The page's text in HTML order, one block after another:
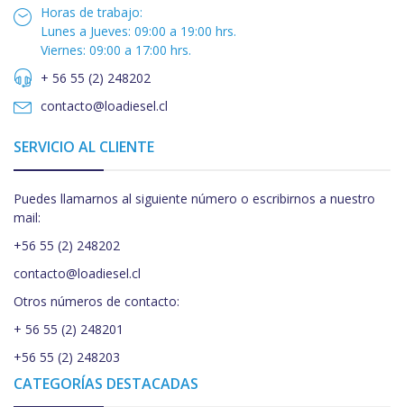
Horas de trabajo:
Lunes a Jueves: 09:00 a 19:00 hrs.
Viernes: 09:00 a 17:00 hrs.
+ 56 55 (2) 248202
contacto@loadiesel.cl
SERVICIO AL CLIENTE
Puedes llamarnos al siguiente número o escribirnos a nuestro
mail:
+56 55 (2) 248202
contacto@loadiesel.cl
Otros números de contacto:
+ 56 55 (2) 248201
+56 55 (2) 248203
CATEGORÍAS DESTACADAS